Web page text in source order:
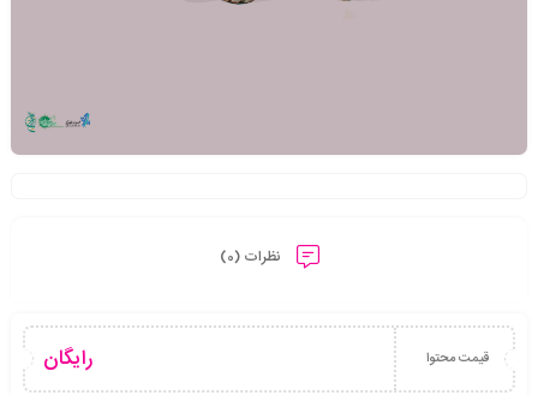
نظرات (0)
قیمت محتوا رایگان